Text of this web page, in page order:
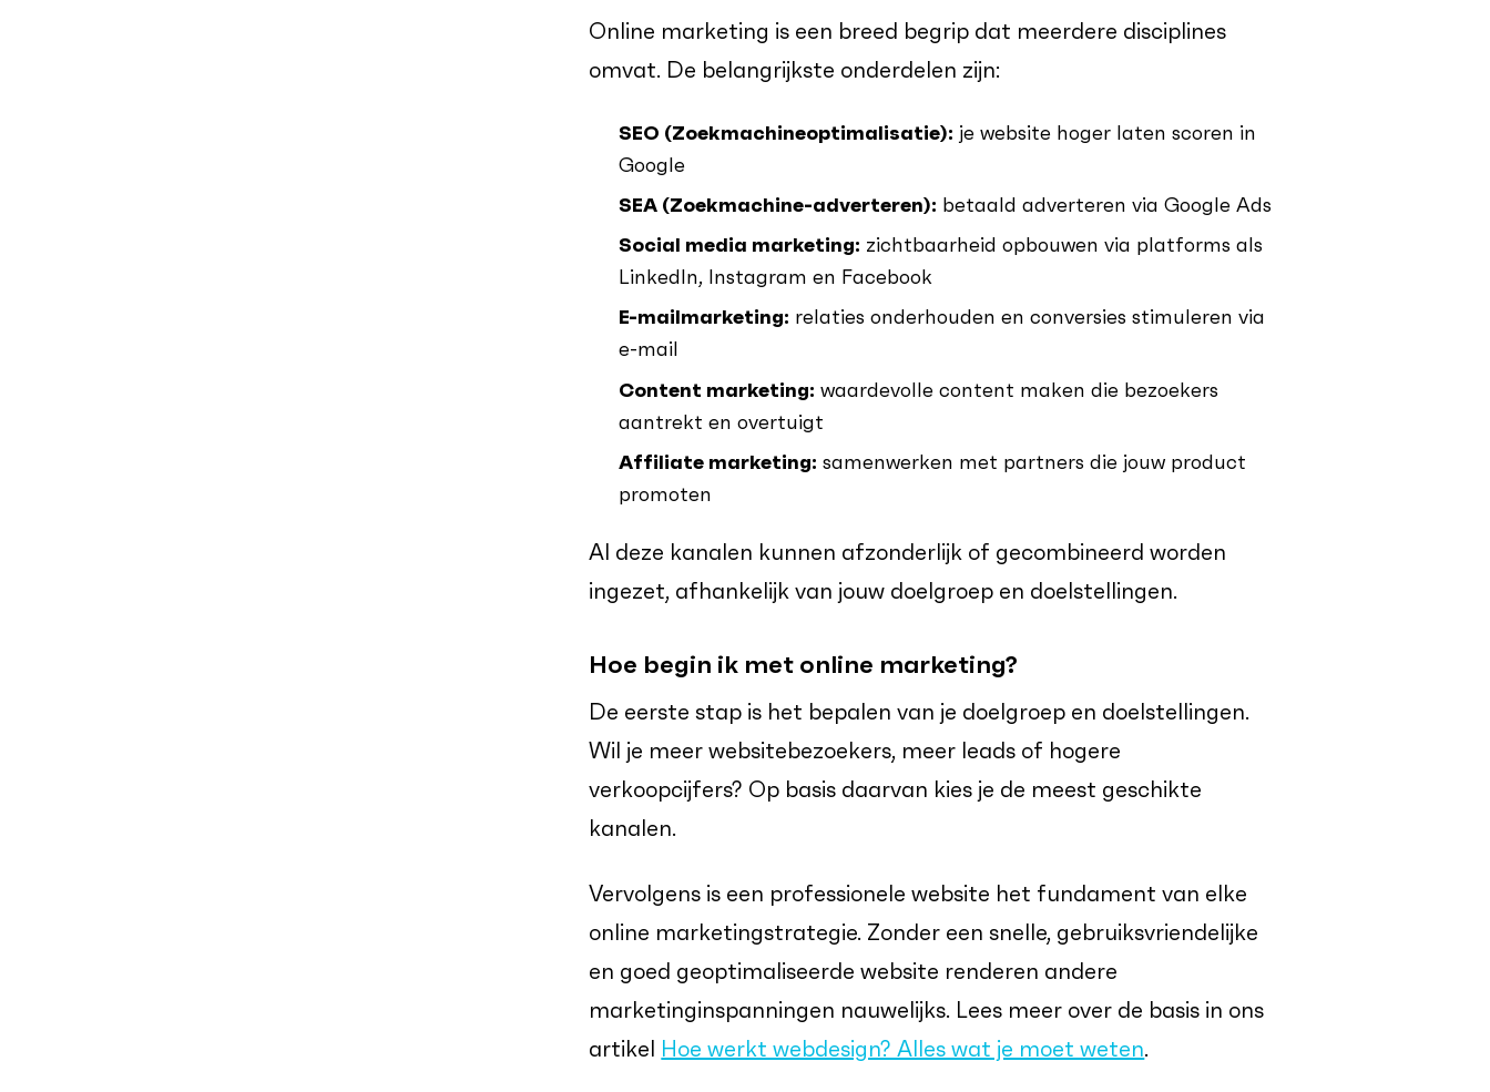
Online marketing is een breed begrip dat meerdere disciplines
omvat. De belangrijkste onderdelen zijn:
SEO (Zoekmachineoptimalisatie): je website hoger laten scoren in
Google
SEA (Zoekmachine-adverteren): betaald adverteren via Google Ads
Social media marketing: zichtbaarheid opbouwen via platforms als
LinkedIn, Instagram en Facebook
E-mailmarketing: relaties onderhouden en conversies stimuleren via
e-mail
Content marketing: waardevolle content maken die bezoekers
aantrekt en overtuigt
Affiliate marketing: samenwerken met partners die jouw product
promoten
Al deze kanalen kunnen afzonderlijk of gecombineerd worden
ingezet, afhankelijk van jouw doelgroep en doelstellingen.
Hoe begin ik met online marketing?
De eerste stap is het bepalen van je doelgroep en doelstellingen.
Wil je meer websitebezoekers, meer leads of hogere
verkoopcijfers? Op basis daarvan kies je de meest geschikte
kanalen.
Vervolgens is een professionele website het fundament van elke
online marketingstrategie. Zonder een snelle, gebruiksvriendelijke
en goed geoptimaliseerde website renderen andere
marketinginspanningen nauwelijks. Lees meer over de basis in ons
artikel Hoe werkt webdesign? Alles wat je moet weten.